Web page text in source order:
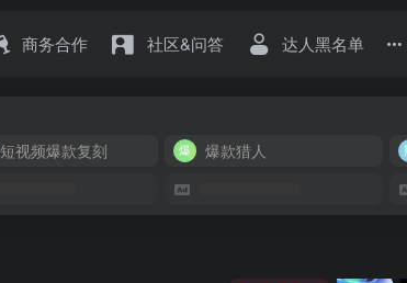
商务合作 社区&问答 达人黑名单
视频爆款复刻 爆款猎人